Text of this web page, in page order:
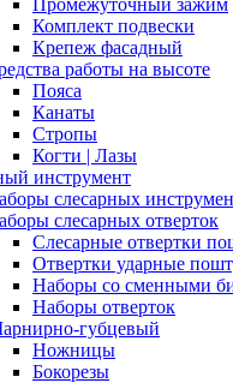
Промежуточный зажим
Комплект подвески
Крепеж фасадный
работы на высоте
Пояса
Канаты
Стропы
Когти | Лазы
инструмент
слесарных
слесарных отверток
Слесарные отвертки
Отвертки ударные
Наборы со сменными
Наборы отверток
губцевый
Ножницы
Бокорезы